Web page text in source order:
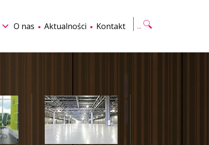
O nas Aktualności Kontakt
Szukaj